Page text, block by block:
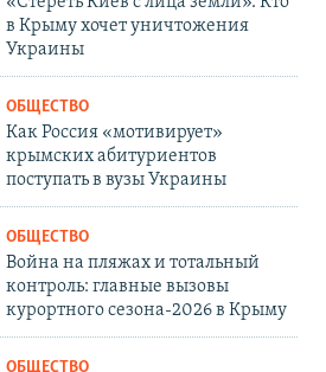
в Крыму хочет уничтожения
Украины
ОБЩЕСТВО
Как Россия «мотивирует»
крымских абитуриентов
поступать в вузы Украины
ОБЩЕСТВО
Война на пляжах и тотальный
контроль: главные вызовы
курортного сезона-2026 в Крыму
ОБЩЕСТВО